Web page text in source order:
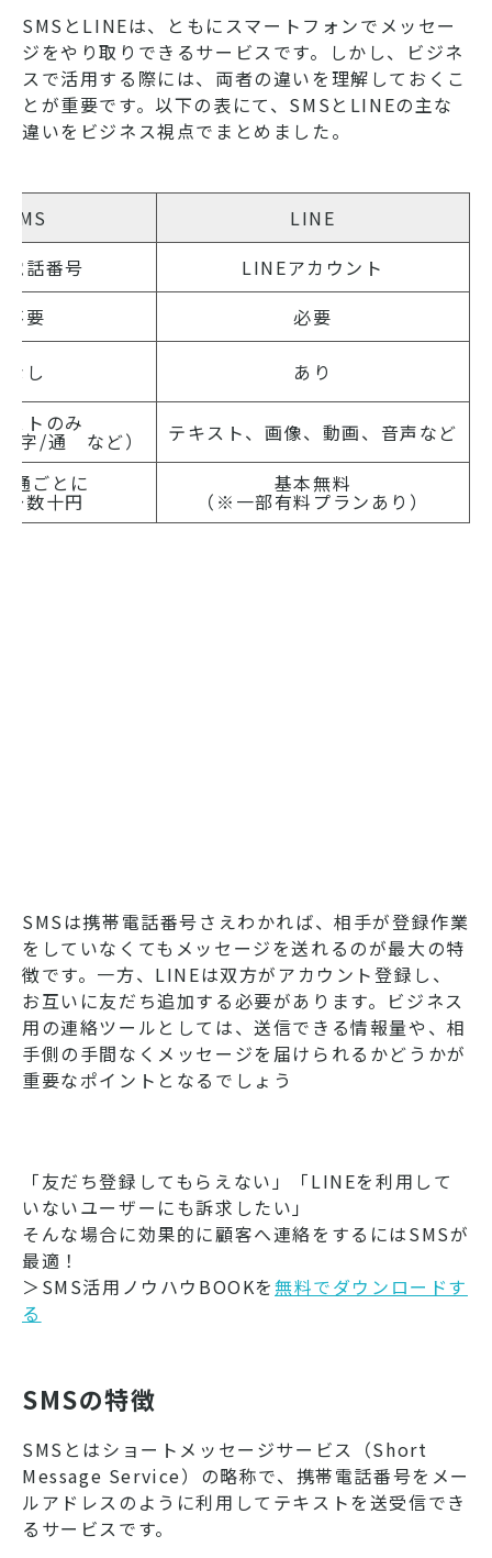
SMSとLINEは、ともにスマートフォンでメッセー
ジをやり取りできるサービスです。しかし、ビジネ
スで活用する際には、両者の違いを理解しておくこ
とが重要です。以下の表にて、SMSとLINEの主な
違いをビジネス視点でまとめました。
SMS
LINE
電話番号
LINEアカウント
不要
必要
なし
あり
ストのみ
字/通 など）
テキスト、画像、動画、音声など
通ごとに
〜数十円
基本無料
（※一部有料プランあり）
SMSは携帯電話番号さえわかれば、相手が登録作業
をしていなくてもメッセージを送れるのが最大の特
徴です。一方、LINEは双方がアカウント登録し、
お互いに友だち追加する必要があります。ビジネス
用の連絡ツールとしては、送信できる情報量や、相
手側の手間なくメッセージを届けられるかどうかが
重要なポイントとなるでしょう
「友だち登録してもらえない」「LINEを利用して
いないユーザーにも訴求したい」
そんな場合に効果的に顧客へ連絡をするにはSMSが
最適！
＞SMS活用ノウハウBOOKを無料でダウンロードす
る
SMSの特徴
SMSとはショートメッセージサービス（Short
Message Service）の略称で、携帯電話番号をメー
ルアドレスのように利用してテキストを送受信でき
るサービスです。